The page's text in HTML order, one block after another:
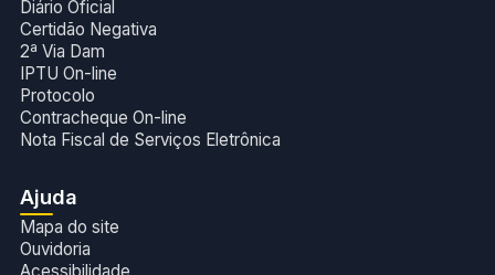
Diário Oficial
Certidão Negativa
2ª Via Dam
IPTU On-line
Protocolo
Contracheque On-line
Nota Fiscal de Serviços Eletrônica
Ajuda
Mapa do site
Ouvidoria
Acessibilidade